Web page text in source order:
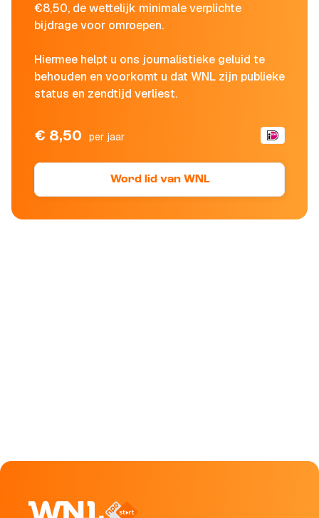
€8,50, de wettelijk minimale verplichte
bijdrage voor omroepen.
Hiermee helpt u ons journalistieke geluid te
behouden en voorkomt u dat WNL zijn publieke
status en zendtijd verliest.
€ 8,50 per jaar
Word lid van WNL